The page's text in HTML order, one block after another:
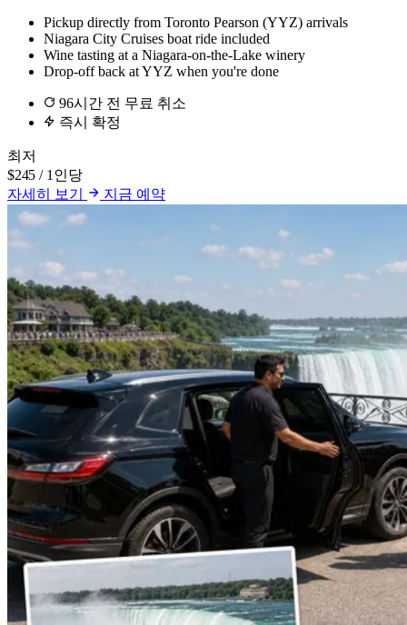
Pickup directly from Toronto Pearson (YYZ) arrivals
Niagara City Cruises boat ride included
Wine tasting at a Niagara-on-the-Lake winery
Drop-off back at YYZ when you're done
96시간 전 무료 취소
즉시 확정
최저
$245 / 1인당
자세히 보기
지금 예약